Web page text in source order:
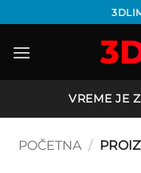
na
sadržaj
VREME JE
POČETNA /